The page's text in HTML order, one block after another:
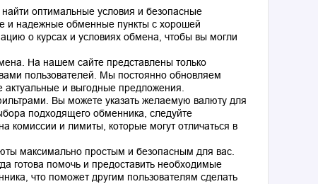
оптимальные условия и безопасные
и надежные обменные пункты с хорошей
о курсах и условиях обмена, чтобы вы могли
На нашем сайте представлены только
пользователей. Мы постоянно обновляем
и выгодные предложения.
Вы можете указать желаемую валюту для
подходящего обменника, следуйте
комиссии и лимиты, которые могут отличаться в
максимально простым и безопасным для вас.
готова помочь и предоставить необходимые
что поможет другим пользователям сделать